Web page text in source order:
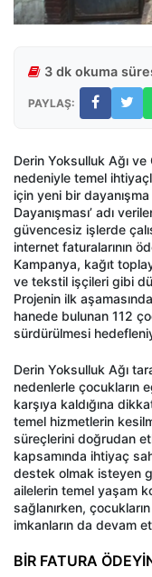
3 dk okuma
PAYLAŞ:
Derin Yoksulluk Ağı
nedeniyle temel
için yeni bir
Dayanışması’ adı
güvencesiz işlerde
internet faturalarının
Kampanya, kağıt
ve tekstil işçileri gibi
Projenin ilk
hanede bulunan 112
sürdürülmesi
Derin Yoksulluk Ağı
nedenlerle çocukların
karşıya kaldığına
temel hizmetlerin
süreçlerini doğrudan
kapsamında ihtiyaç
destek olmak isteyen
ailelerin temel yaşam
sağlanırken,
imkanların da devam
BİR FATURA